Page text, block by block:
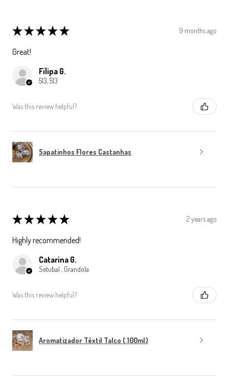
★★★★★ 9 months ago
Great!
Filipa G.
513, 513
Was this review helpful?
Sapatinhos Flores Castanhas
★★★★★ 2 years ago
Highly recommended!
Catarina G.
Setubal , Grandola
Was this review helpful?
Aromatizador Têxtil Talco ( 100ml)